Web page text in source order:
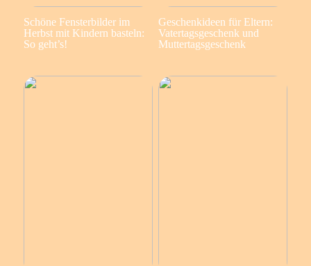
Schöne Fensterbilder im
Herbst mit Kindern basteln:
So geht’s!
Geschenkideen für Eltern:
Vatertagsgeschenk und
Muttertagsgeschenk